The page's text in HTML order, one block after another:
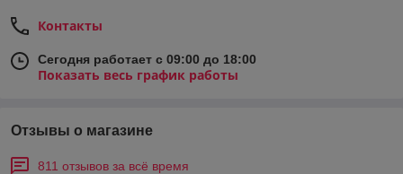
Контакты
Сегодня работает с 09:00 до 18:00
Показать весь график работы
Отзывы о магазине
811 отзывов за всё время